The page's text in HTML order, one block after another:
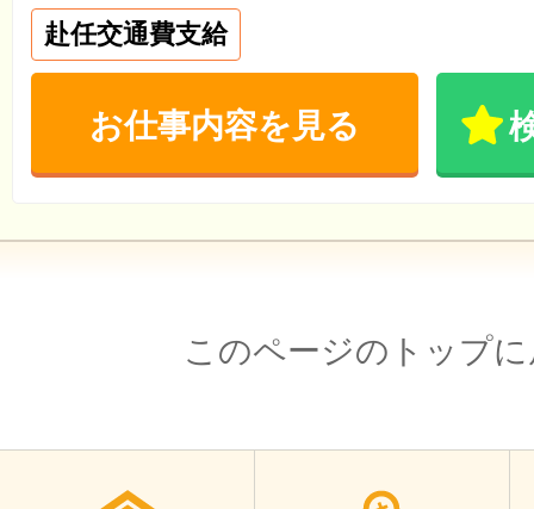
赴任交通費支給
お仕事内容を見る
このページのトップ